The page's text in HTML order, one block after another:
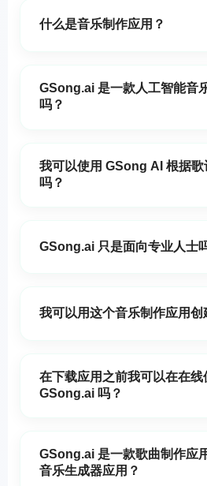
什么是音乐制作应用？
音乐的工具。有些侧重于节拍和
GSong.ai，则通过提示或歌词帮
GSong.ai 是一款人工智能音
吗？
台，帮助用户快速创作原创歌曲
我可以使用 GSong AI 根据歌
吗？
力选择。
GSong.ai 只是面向专业人士
您无需具备音乐制作经验即可开
我可以用这个音乐制作应用创
带人声的歌曲。
在下载应用之前我可以在在线
GSong.ai 吗？
在进入应用程序工作流程之前快
GSong.ai 是一款歌曲制作应
音乐生成器应用？